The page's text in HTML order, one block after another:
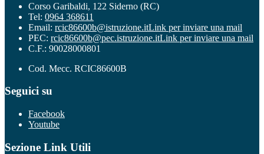
Corso Garibaldi, 122 Siderno (RC)
Tel: 0964 368611
Email: rcic86600b@istruzione.itLink per inviare una mail
PEC: rcic86600b@pec.istruzione.itLink per inviare una mail
C.F.: 90028000801
Cod. Mecc. RCIC86600B
Seguici su
Facebook
Youtube
Sezione Link Utili